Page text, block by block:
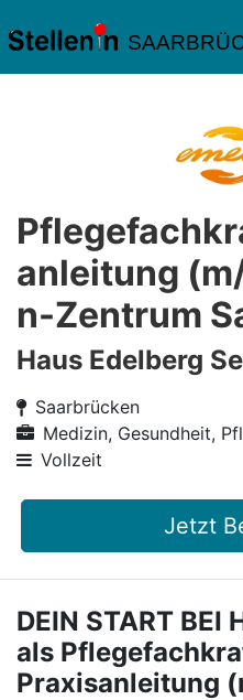
anleitung
n-Zentrum
Haus Edelberg
Saarbrücken
Medizin, Gesundheit,
Vollzeit
Jetzt
DEIN START BEI
als
Praxisanleitung